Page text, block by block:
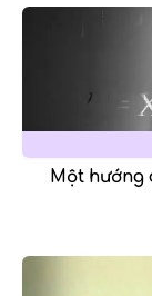
Một hướng